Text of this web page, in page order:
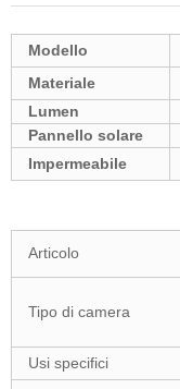
Modello
Materiale
Lumen
Pannello solare
Impermeabile
Articolo
Tipo di camera
Usi specifici